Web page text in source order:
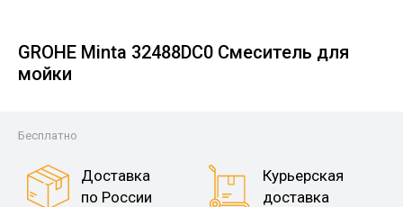
GROHE Minta 32488DC0 Смеситель для
мойки
Бесплатно
Доставка
по России
Курьерская
доставка